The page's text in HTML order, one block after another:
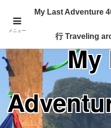
Traveling around
My
メニュー
My Last Adventure
行 Traveling